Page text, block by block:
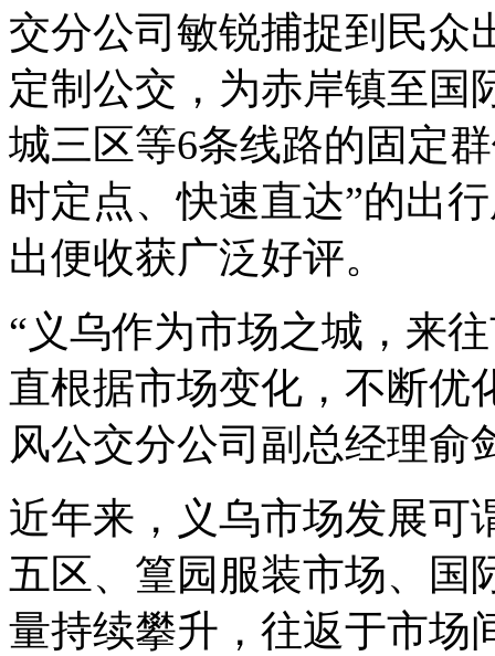
交分公司敏锐捕捉到民众
定制公交，为赤岸镇至国
城三区等6条线路的固定
时定点、快速直达”的出
出便收获广泛好评。
“义乌作为市场之城，来
直根据市场变化，不断优
风公交分公司副总经理俞
近年来，义乌市场发展可
五区、篁园服装市场、国
量持续攀升，往返于市场